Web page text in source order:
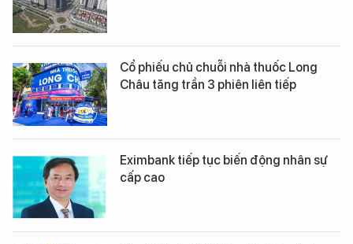
Cổ phiếu chủ chuỗi nhà thuốc Long
Châu tăng trần 3 phiên liên tiếp
Eximbank tiếp tục biến động nhân sự
cấp cao